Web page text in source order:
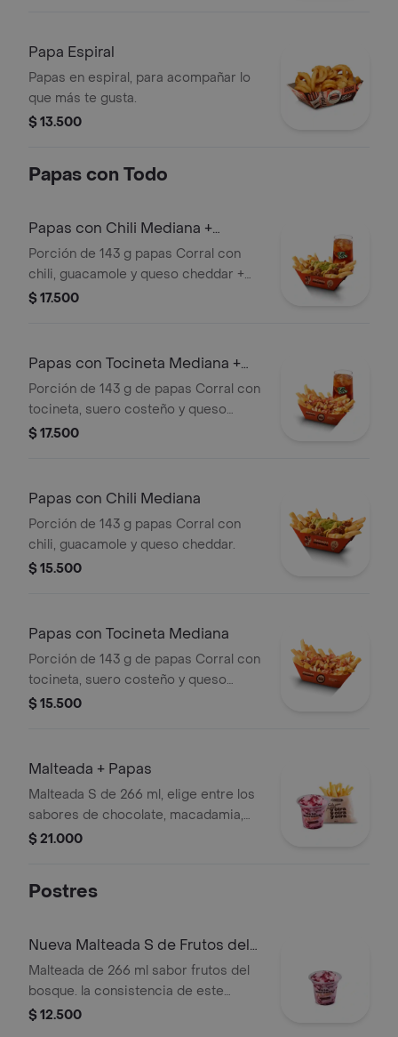
Papa Espiral
Papas en espiral, para acompañar lo
que más te gusta.
$ 13.500
Papas con Todo
Papas con Chili Mediana +
bebida
Porción de 143 g papas Corral con
chili, guacamole y queso cheddar +
bebida
$ 17.500
Papas con Tocineta Mediana +
bebida
Porción de 143 g de papas Corral con
tocineta, suero costeño y queso
cheddar + bebida
$ 17.500
Papas con Chili Mediana
Porción de 143 g papas Corral con
chili, guacamole y queso cheddar.
$ 15.500
Papas con Tocineta Mediana
Porción de 143 g de papas Corral con
tocineta, suero costeño y queso
cheddar.
$ 15.500
Malteada + Papas
Malteada S de 266 ml, elige entre los
sabores de chocolate, macadamia,
frutos del bosque, vainilla o Café +
tiempo de entrega.
$ 21.000
Postres
Nueva Malteada S de Frutos del
Bosque
Malteada de 266 ml sabor frutos del
bosque. la consistencia de este
producto puede variar debido al
$ 12.500